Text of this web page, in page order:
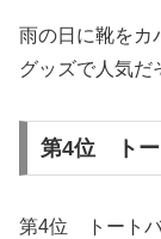
雨の日に靴をカ
グッズで人気だ
第4位 トー
第4位 トートバ